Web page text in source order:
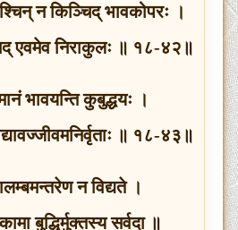
न किञ्चिद् भावकोपरः ।
एवमेव निराकुलः ॥ १८-४२॥
भावयन्ति कुबुद्धयः ।
॥ १८-४३॥
न विद्यते ।
बुद्धिर्मुक्तस्य सर्वदा ॥